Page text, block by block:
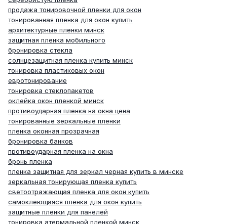
продажа тонировочной пленки для окон
тонированная пленка для окон купить
архитектурные пленки минск
защитная пленка мобильного
бронировка стекла
солнцезащитная пленка купить минск
тонировка пластиковых окон
евротонирование
тонировка стеклопакетов
оклейка окон пленкой минск
противоударная пленка на окна цена
тонированные зеркальные пленки
пленка оконная прозрачная
бронировка банков
противоударная пленка на окна
бронь пленка
пленка защитная для зеркал черная купить в минске
зеркальная тонирующая пленка купить
светоотражающая пленка для окон купить
самоклеющаяся пленка для окон купить
защитные пленки для панелей
тонировка атермальной пленкой минск